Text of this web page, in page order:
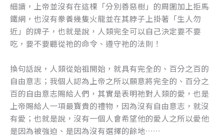
細讀，上帝並沒有在這棵「分別善惡樹」的周圍加上拒馬
鐵網，也沒有豢養幾隻火龍並在其脖子上掛著「生人勿
近」的牌子，也就是說，人類完全可以自己決定要不要
吃，要不要聽從祂的命令、遵守祂的法則！
換句話說，人類從始祖開始，就具有完全的、百分之百的
自由意志；我個人認為上帝之所以願意將完全的、百分之
百的自由意志賜給人們，其實是表明祂對人類的愛，也是
上帝賜給人一項最寶貴的禮物，因為沒有自由意志，就沒
有愛；也就是說，沒有一個人會希望他的愛人之所以愛他
是因為被強迫、是因為沒有選擇的餘地……